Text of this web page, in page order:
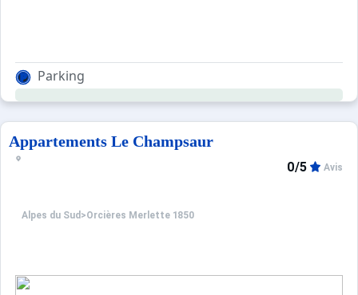
Parking
Appartements Le Champsaur
Alpes du Sud >Orcières Merlette 1850
0/5 Avis